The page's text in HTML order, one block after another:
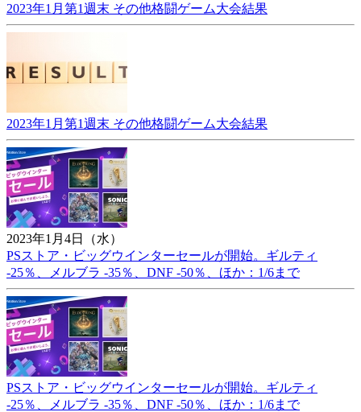
2023年1月第1週末 その他格闘ゲーム大会結果
2023年1月第1週末 その他格闘ゲーム大会結果
2023年1月4日（水）
PSストア・ビッグウインターセールが開始。ギルティ
-25％、メルブラ -35％、DNF -50％、ほか：1/6まで
PSストア・ビッグウインターセールが開始。ギルティ
-25％、メルブラ -35％、DNF -50％、ほか：1/6まで